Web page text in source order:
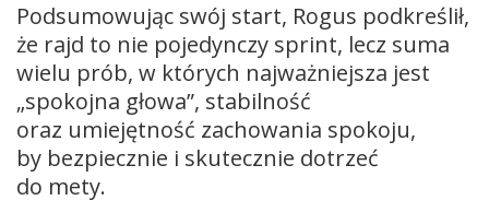
Podsumowując swój start, Rogus podkreślił,
że rajd to nie pojedynczy sprint, lecz suma
wielu prób, w których najważniejsza jest
„spokojna głowa”, stabilność
oraz umiejętność zachowania spokoju,
by bezpiecznie i skutecznie dotrzeć
do mety.